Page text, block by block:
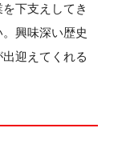
下支えしてき
興味深い歴史
迎えてくれる